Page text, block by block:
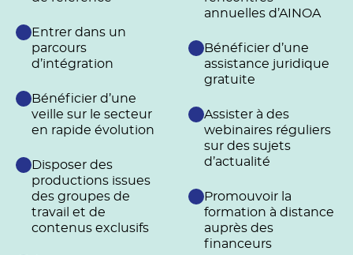
Entrer dans un
parcours
d’intégration
Bénéficier d’une
veille sur le secteur
en rapide évolution
Disposer des
productions issues
des groupes de
travail et de
contenus exclusifs
annuelles d’AINOA
Bénéficier d’une
assistance juridique
gratuite
Assister à des
webinaires réguliers
sur des sujets
d’actualité
Promouvoir la
formation à distance
auprès des
financeurs